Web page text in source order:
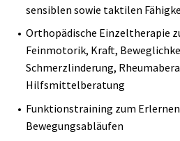
sensiblen sowie taktilen
Orthopädische Einzeltherapie
Feinmotorik, Kraft,
Schmerzlinderung,
Hilfsmittelberatung
Funktionstraining zum
Bewegungsabläufen